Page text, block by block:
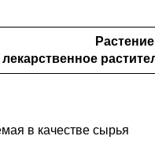
Растение
лекарственное
в качестве сырья